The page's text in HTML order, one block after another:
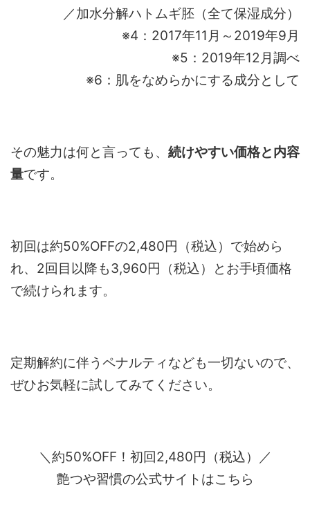
／加水分解ハトムギ胚（全て保湿成分）
※4：2017年11月～2019年9月
※5：2019年12月調べ
※6：肌をなめらかにする成分として
その魅力は何と言っても、 続けやすい価格と内容
量です。
初回は約50%OFFの2,480円（税込）で始めら
れ、2回目以降も3,960円（税込）とお手頃価格
で続けられます。
定期解約に伴うペナルティなども一切ないので、
ぜひお気軽に試してみてください。
＼約50%OFF！初回2,480円（税込）／
艶つや習慣の公式サイトはこちら